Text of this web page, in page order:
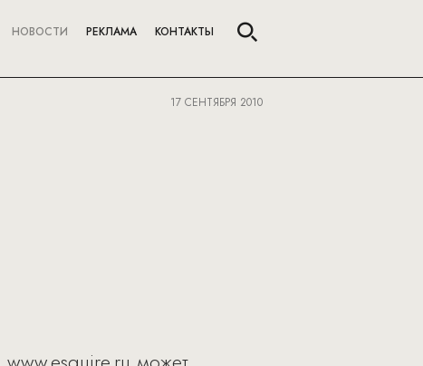
НОВОСТИ РЕКЛАМА КОНТАКТЫ
17 СЕНТЯБРЯ 2010